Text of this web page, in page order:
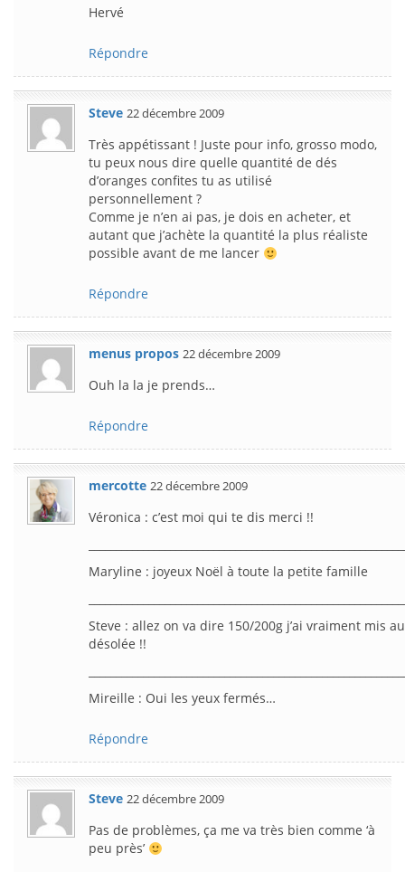
Hervé
Répondre
Steve 22 décembre 2009
Très appétissant ! Juste pour info, grosso modo,
tu peux nous dire quelle quantité de dés
d’oranges confites tu as utilisé
personnellement ?
Comme je n’en ai pas, je dois en acheter, et
autant que j’achète la quantité la plus réaliste
possible avant de me lancer
Répondre
menus propos 22 décembre 2009
Ouh la la je prends…
Répondre
mercotte 22 décembre 2009
Véronica : c’est moi qui te dis merci !!
Maryline : joyeux Noël à toute la petite famille
Steve : allez on va dire 150/200g j’ai vraiment mis
désolée !!
Mireille : Oui les yeux fermés…
Répondre
Steve 22 décembre 2009
Pas de problèmes, ça me va très bien comme ‘à
peu près’